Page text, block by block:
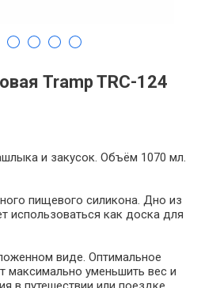
Tramp TRC-124
и закусок. Объём 1070 мл.
пищевого силикона. Дно из
использоваться как доска для
виде. Оптимальное
максимально уменьшить вес и